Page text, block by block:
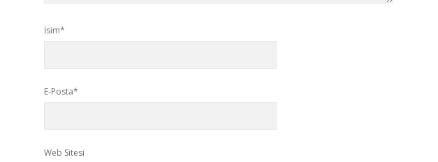
İsim*
E-Posta*
Web Sitesi